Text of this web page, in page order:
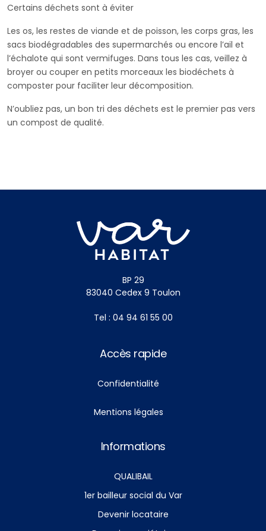
Certains déchets sont à éviter
Les os, les restes de viande et de poisson, les corps gras, les
sacs biodégradables des supermarchés ou encore l’ail et
l’échalote qui sont vermifuges. Dans tous les cas, veillez à
broyer ou couper en petits morceaux les biodéchets à
composter pour faciliter leur décomposition.
N’oubliez pas, un bon tri des déchets est le premier pas vers
un compost de qualité.
BP 29
83040 Cedex 9 Toulon
Tel : 04 94 61 55 00
Accès rapide
Confidentialité
Mentions légales
Informations
QUALIBAIL
1er bailleur social du Var
Devenir locataire